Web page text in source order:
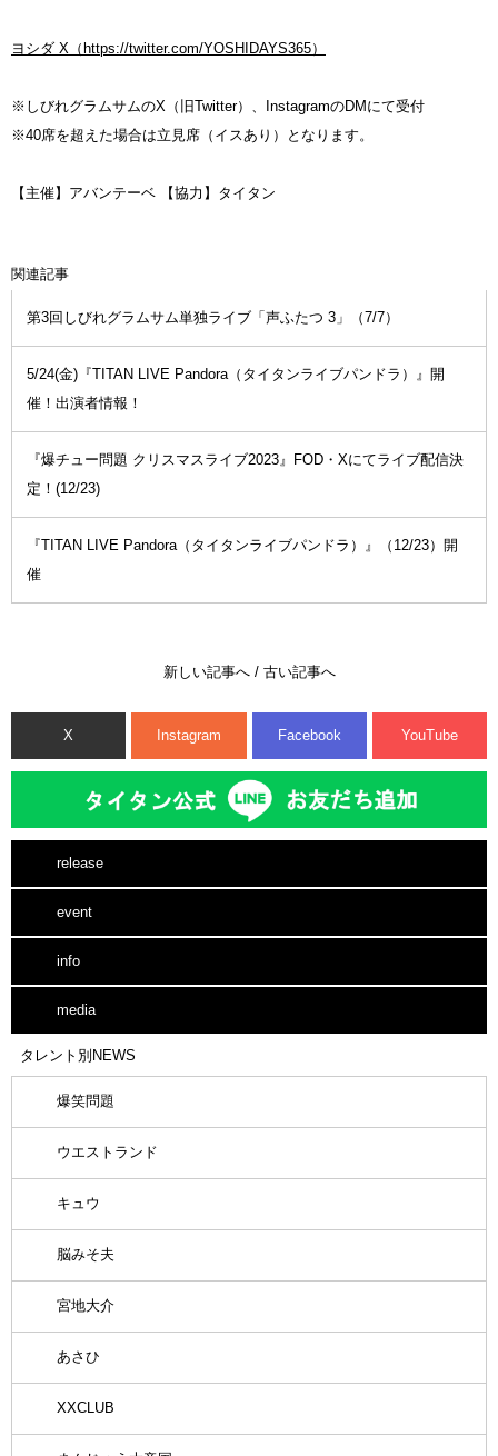
ヨシダ X（https://twitter.com/YOSHIDAYS365）
※しびれグラムサムのX（旧Twitter）、InstagramのDMにて受付
※40席を超えた場合は立見席（イスあり）となります。
【主催】アバンテーベ 【協力】タイタン
関連記事
第3回しびれグラムサム単独ライブ「声ふたつ 3」（7/7）
5/24(金)『TITAN LIVE Pandora（タイタンライブパンドラ）』開
催！出演者情報！
『爆チュー問題 クリスマスライブ2023』FOD・Xにてライブ配信決
定！(12/23)
『TITAN LIVE Pandora（タイタンライブパンドラ）』（12/23）開
催
新しい記事へ/ 古い記事へ
X Instagram Facebook YouTube
release
event
info
media
タレント別NEWS
爆笑問題
ウエストランド
キュウ
脳みそ夫
宮地大介
あさひ
XXCLUB